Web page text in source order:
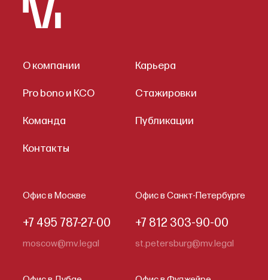
О компании Карьера
Pro bono и КСО Стажировки
Команда Публикации
Контакты
Офис в Москве
+7 495 787-27-00
moscow@mv.legal
Офис в Санкт-Петербурге
+7 812 303-90-00
st.petersburg@mv.legal